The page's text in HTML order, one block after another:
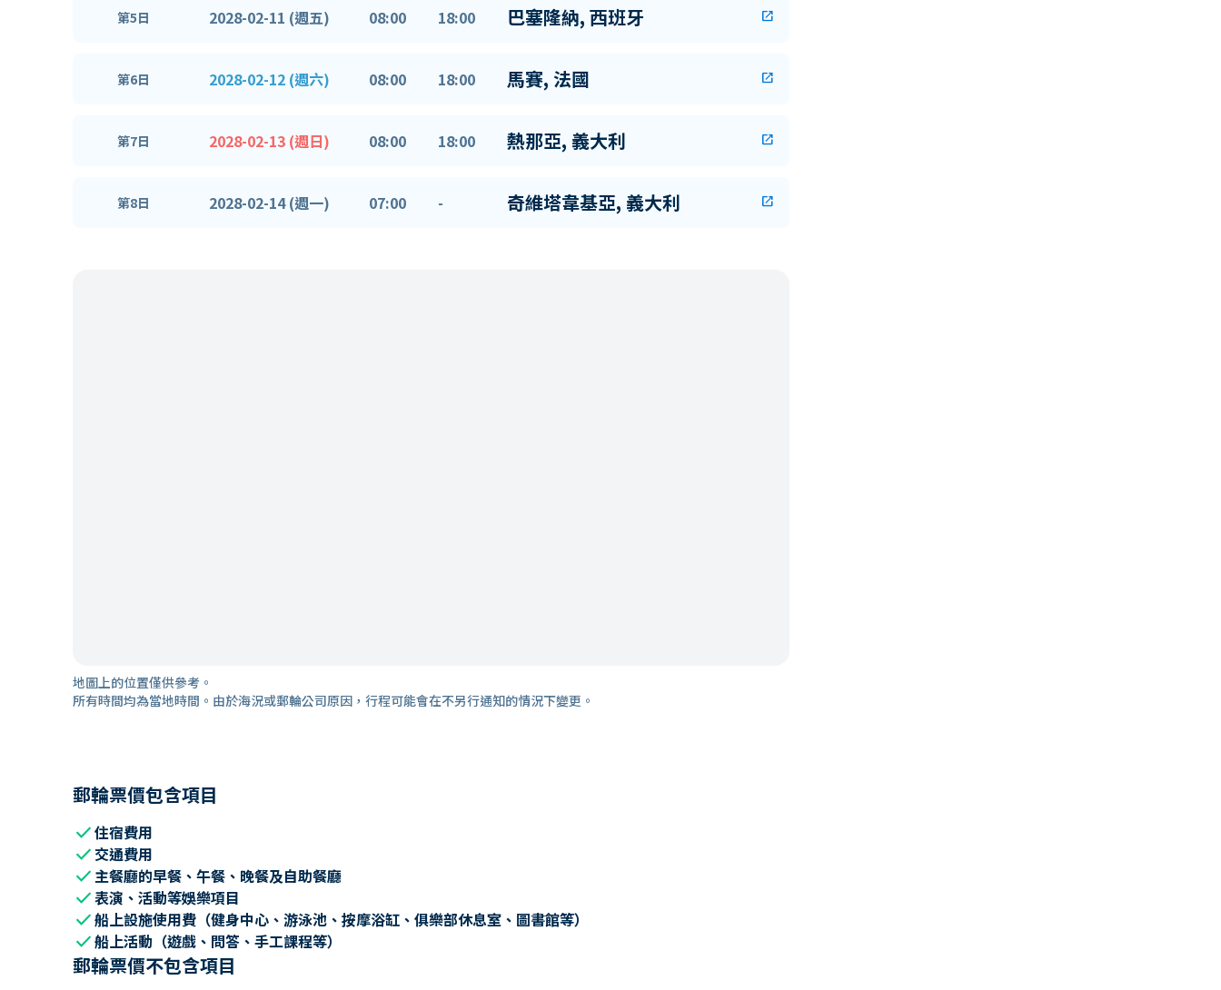
第5日 2028-02-11 (週五) 08:00 18:00 巴塞隆納, 西班牙 open_in_new
第6日 2028-02-12 (週六) 08:00 18:00 馬賽, 法國 open_in_new
第7日 2028-02-13 (週日) 08:00 18:00 熱那亞, 義大利 open_in_new
第8日 2028-02-14 (週一) 07:00 - 奇維塔韋基亞, 義大利 open_in_new
地圖上的位置僅供參考。
所有時間均為當地時間。由於海況或郵輪公司原因，行程可能會在不另行通知的情況下變更。
郵輪票價包含項目
check住宿費用
check 交通費用
check主餐廳的早餐、午餐、晚餐及自助餐廳
check表演、活動等娛樂項目
check船上設施使用費（健身中心、游泳池、按摩浴缸、俱樂部休息室、圖書館等）
check船上活動（遊戲、問答、手工課程等）
郵輪票價不包含項目